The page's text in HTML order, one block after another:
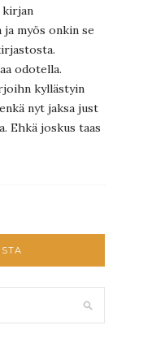
kirjan
ja myös onkin se
odotella.
kyllästyin
nyt jaksa just
Ehkä joskus taas